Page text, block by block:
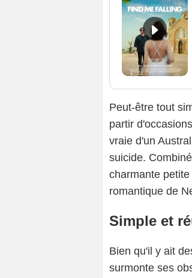
Peut-être tout
partir
vraie d'un
suicide.
charmante
romantique de
Simple et
Bien qu'il y ait
surmonte ses